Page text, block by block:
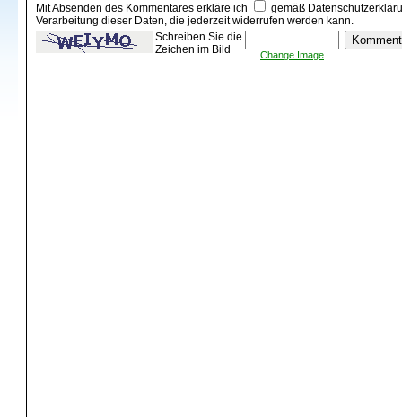
Mit Absenden des Kommentares erkläre ich gemäß
Verarbeitung dieser Daten, die jederzeit widerrufen werden kann.
Schreiben Sie die
Zeichen im Bild
Change Image